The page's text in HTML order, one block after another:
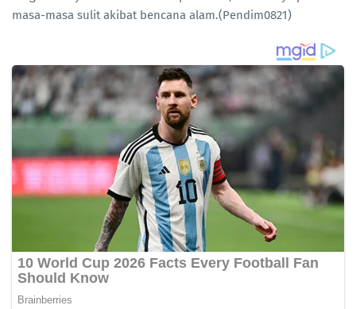
masa-masa sulit akibat bencana alam.(Pendim0821)